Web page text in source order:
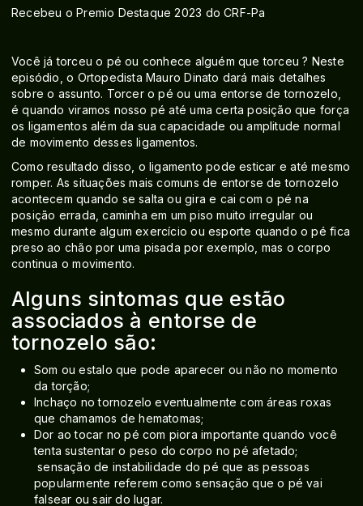
Recebeu o Premio Destaque 2023 do CRF-Pa
Você já torceu o pé ou conhece alguém que torceu ? Neste
episódio, o Ortopedista Mauro Dinato dará mais detalhes
sobre o assunto. Torcer o pé ou uma entorse de tornozelo,
é quando viramos nosso pé até uma certa posição que força
os ligamentos além da sua capacidade ou amplitude normal
de movimento desses ligamentos.
Como resultado disso, o ligamento pode esticar e até mesmo
romper. As situações mais comuns de entorse de tornozelo
acontecem quando se salta ou gira e cai com o pé na
posição errada, caminha em um piso muito irregular ou
mesmo durante algum exercício ou esporte quando o pé fica
preso ao chão por uma pisada por exemplo, mas o corpo
continua o movimento.
Alguns sintomas que estão
associados à entorse de
tornozelo são:
Som ou estalo que pode aparecer ou não no momento
da torção;
Inchaço no tornozelo eventualmente com áreas roxas
que chamamos de hematomas;
Dor ao tocar no pé com piora importante quando você
tenta sustentar o peso do corpo no pé afetado;
sensação de instabilidade do pé que as pessoas
popularmente referem como sensação que o pé vai
falsear ou sair do lugar.